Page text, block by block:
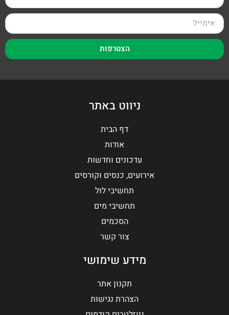
הצטרפות
ניווט באתר
דף הבית
אודות
עדכונים וחדשות
אירועים, כנסים וקורסים
תחשיבי לול
תחשיבי מים
הסכמים
צור קשר
מידע שימושי
תקנון אתר
הצהרת נגישות